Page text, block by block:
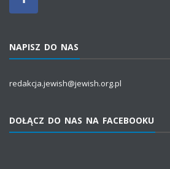
NAPISZ DO NAS
redakcja.jewish@jewish.org.pl
DOŁĄCZ DO NAS NA FACEBOOKU